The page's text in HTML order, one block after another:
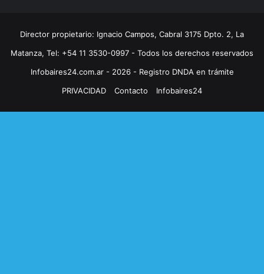
Director propietario: Ignacio Campos, Cabral 3175 Dpto. 2, La
Matanza, Tel: +54 11 3530-0997 - Todos los derechos reservados
Infobaires24.com.ar - 2026 - Registro DNDA en trámite
PRIVACIDAD
Contacto Infobaires24